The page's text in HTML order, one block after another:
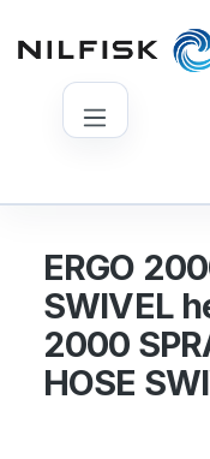
ERGO
SWIVEL
2000
HOSE